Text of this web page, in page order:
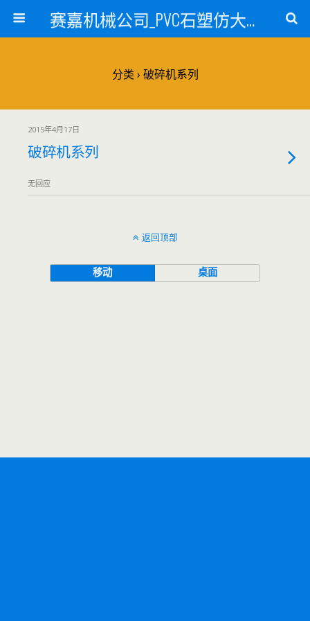
赛嘉机械公司_PVC石塑仿大理石线条生产线_PVC仿大理石板材生产设备_PVC门窗型材生产设备_PVC扣板设备_PVC/WPC发泡板材生产线_PVC波浪瓦生产设备_地毯覆膜TPR TPE设备_TPR鞋边条生产设备_PVC封边条卡条生产设备_PVC造料设备_PVC PE PP管材生产线_混合机
分类 › 破碎机系列
2015年4月17日
破碎机系列
无回应
返回顶部
移动 桌面